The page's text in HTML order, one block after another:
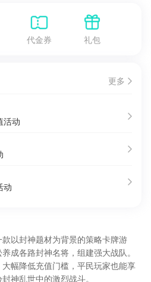
代金券 礼包
更多
活动
动
以封神题材为背景的策略卡牌游
成各路封神名将，组建强大战队。
幅降低充值门槛，平民玩家也能享
神乱世中的激烈战斗。